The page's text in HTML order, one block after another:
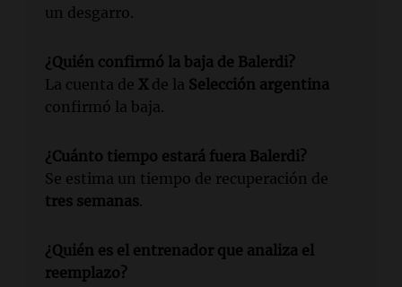
un desgarro.
¿Quién confirmó la baja de Balerdi?
La cuenta de X de la Selección argentina
confirmó la baja.
¿Cuánto tiempo estará fuera Balerdi?
Se estima un tiempo de recuperación de
tres semanas.
¿Quién es el entrenador que analiza el
reemplazo?